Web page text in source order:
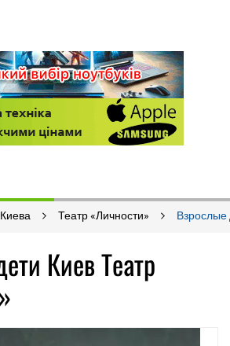
Театр «Личности» Взрослые
Киев Театр